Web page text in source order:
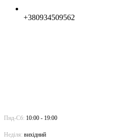
+380934509562
Пнд-Сб: 10:00 - 19:00
Неділя: вихідний